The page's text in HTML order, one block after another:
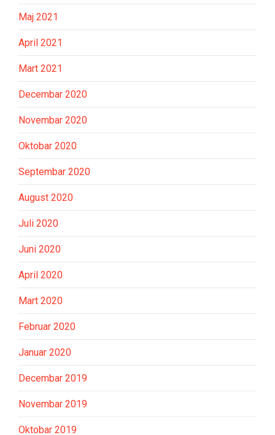
Maj 2021
April 2021
Mart 2021
Decembar 2020
Novembar 2020
Oktobar 2020
Septembar 2020
August 2020
Juli 2020
Juni 2020
April 2020
Mart 2020
Februar 2020
Januar 2020
Decembar 2019
Novembar 2019
Oktobar 2019